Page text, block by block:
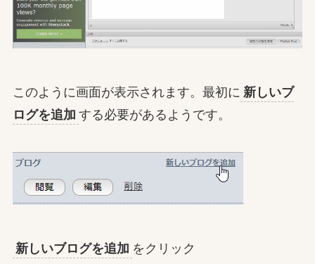
このように画面が表示されます。最初に 新しいブ
ログを追加 する必要があるようです。
新しいブログを追加 をクリック